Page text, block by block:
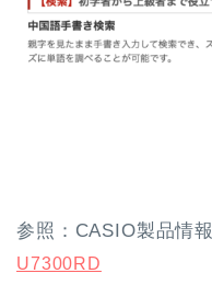
参照：CASIO製品情報
U7300RD